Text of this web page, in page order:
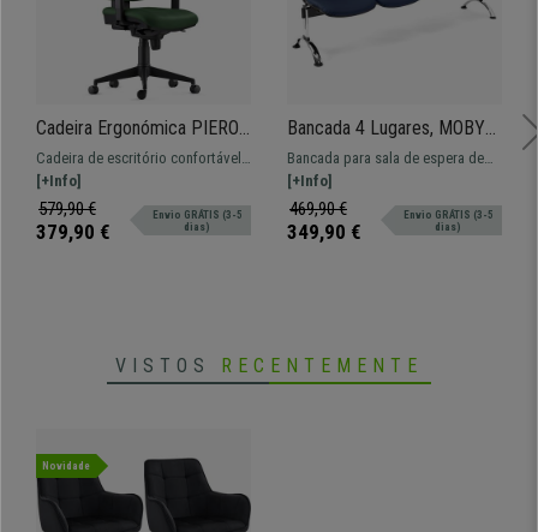
Cadeira Ergonómica PIERO,
Apoia Cabeças e Braços
Ajustáveis, Pele Sintética,
Verde
Cadeira de escritório confortável
e ergonómica. Acolchoado de alta
densidade, apoia cabeças e
braços ajustáveis.
[+Info]
579,90 €
379,90 €
Envio GRÁTIS (3-5
dias)
Bancada 4 Lugares, MOBY
PELE, Estructura Metálica,
Grande Acolchoado, Cor
Azul
Bancada para sala de espera de
208x50 cm com estructura
metálica e assentos forrados em
pele. Muito resistente, grande
comodidade. Disponível em várias
[+Info]
469,90 €
349,90 €
Envio GRÁTIS (3-5
dias)
VISTOS RECENTEMENTE
Novidade